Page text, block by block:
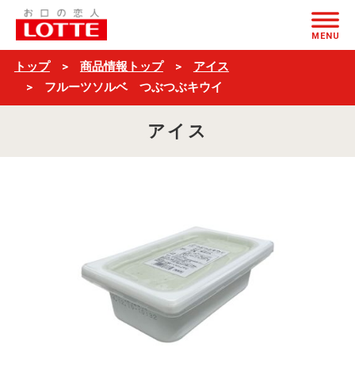
フ
ル
ー
ソ
ベ
MENU
トップ 商品情報トップ
アイス
フルーツソルベ つぶつぶキウイ
アイス